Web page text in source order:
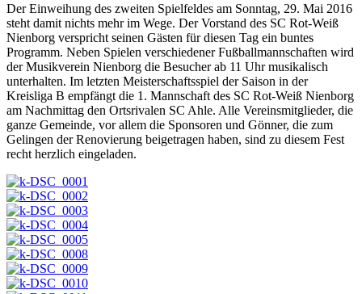
Der Einweihung des zweiten Spielfeldes am Sonntag, 29. Mai 2016
steht damit nichts mehr im Wege. Der Vorstand des SC Rot-Weiß
Nienborg verspricht seinen Gästen für diesen Tag ein buntes
Programm. Neben Spielen verschiedener Fußballmannschaften wird
der Musikverein Nienborg die Besucher ab 11 Uhr musikalisch
unterhalten. Im letzten Meisterschaftsspiel der Saison in der
Kreisliga B empfängt die 1. Mannschaft des SC Rot-Weiß Nienborg
am Nachmittag den Ortsrivalen SC Ahle. Alle Vereinsmitglieder, die
ganze Gemeinde, vor allem die Sponsoren und Gönner, die zum
Gelingen der Renovierung beigetragen haben, sind zu diesem Fest
recht herzlich eingeladen.